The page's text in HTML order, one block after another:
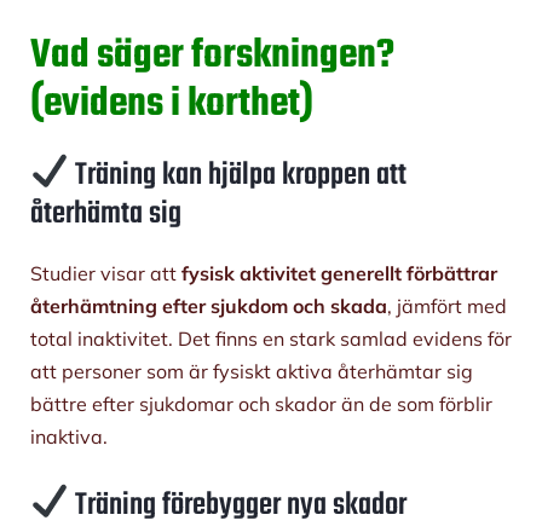
Vad säger forskningen?
(evidens i korthet)
Träning kan hjälpa kroppen att
återhämta sig
Studier visar att fysisk aktivitet generellt förbättrar
återhämtning efter sjukdom och skada, jämfört med
total inaktivitet. Det finns en stark samlad evidens för
att personer som är fysiskt aktiva återhämtar sig
bättre efter sjukdomar och skador än de som förblir
inaktiva.
Träning förebygger nya skador